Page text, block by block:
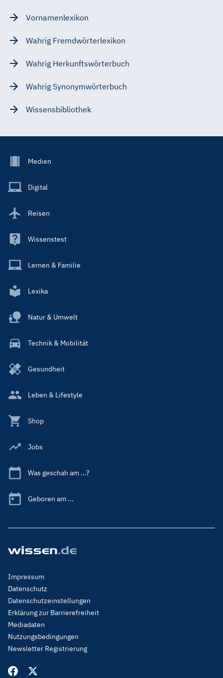
Vornamenlexikon
Wahrig Fremdwörterlexikon
Wahrig Herkunftswörterbuch
Wahrig Synonymwörterbuch
Wissensbibliothek
Footer
Main
Medien
Digital
Reisen
Wissenstest
Lernen & Familie
Lexika
Natur & Umwelt
Technik & Mobilität
Gesundheit
Leben & Lifestyle
Shop
Jobs
Was geschah am ...?
Geboren am ...
Footer
Menu
Legal
Impressum
Datenschutz
Datenschutzeinstellungen
Erklärung zur Barrierefreiheit
Mediadaten
Nutzungsbedingungen
Newsletter Registrierung